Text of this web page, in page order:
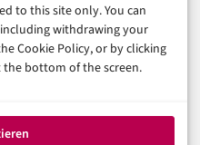
to this site only. You can
withdrawing your
Cookie Policy, or by clicking
bottom of the screen.